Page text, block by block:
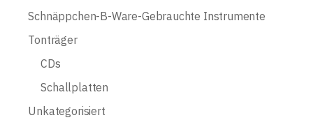
Schnäppchen-B-Ware-Gebrauchte Instrumente
Tonträger
CDs
Schallplatten
Unkategorisiert